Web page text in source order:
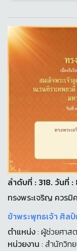
ลำดับที่ : 318. วันที่ :
ทรงพระเจริญ ควรมิ
ข้าพระพุทธเจ้า ศิ
ตำแหน่ง: ผู้ช่วยศาส
หน่วยงาน : สำนักวิท